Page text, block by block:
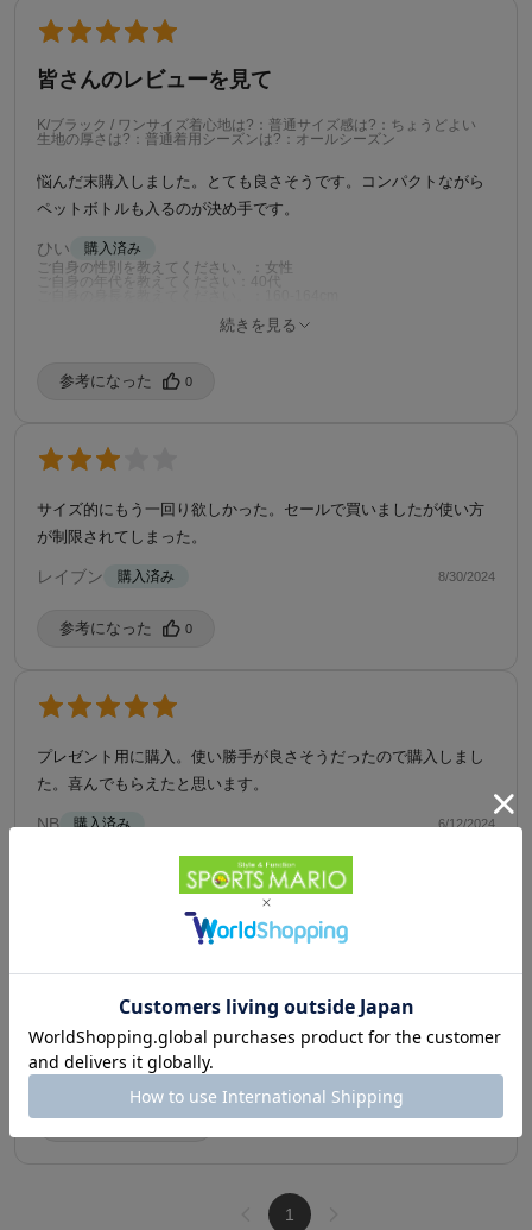
皆さんのレビューを見て
K/ブラック / ワンサイズ着心地は?：普通 サイズ感は?：ちょうどよい
生地の厚さは?：普通着用シーズンは?：オールシーズン
悩んだ末購入しました。とても良さそうです。コンパクトながら
ペットボトルも入るのが決め手です。
ひい
購入済み
ご自身の性別を教えてください。：女性
ご自身の年代を教えてください：40代
ご自身の普段の着用サイズを教えてください。：M
続きを見る
参考になった️ 0
サイズ的にもう一回り欲しかった。セールで買いましたが使い方
が制限されてしまった。
レイブン 購入済み 8/30/2024
参考になった️ 0
プレゼント用に購入。使い勝手が良さそうだったので購入しまし
た。喜んでもらえたと思います。
NB 購入済み 6/12/2024
0
出かける時にハンカチ、ティッシュ、スマホ、お財布、鍵など入
れるのにちょうどいいサイズです。
ららら 購入済み
参考になった️
1